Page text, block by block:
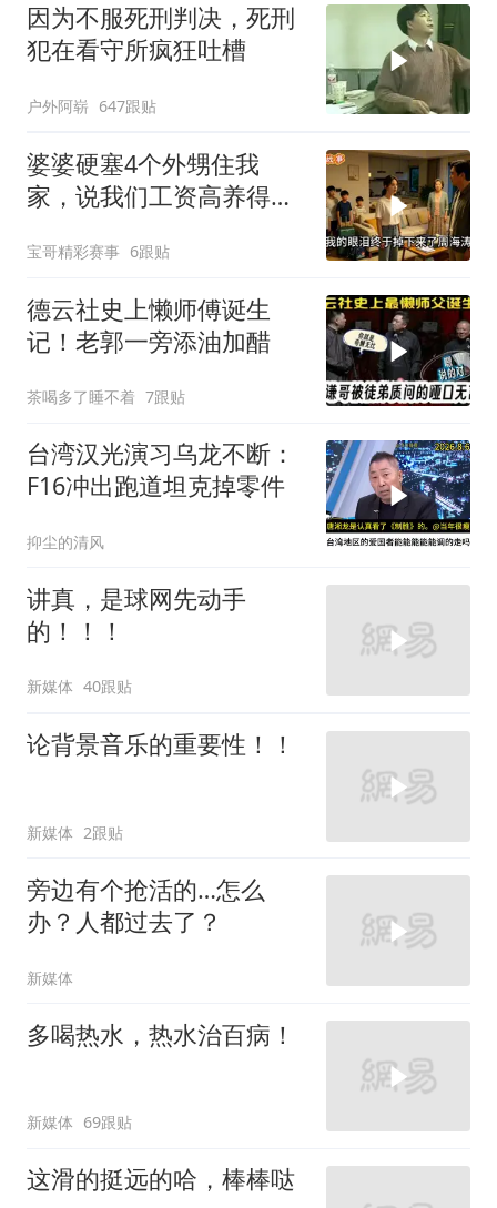
因为不服死刑判决，死刑
犯在看守所疯狂吐槽
户外阿崭 647跟贴
婆婆硬塞4个外甥住我
家，说我们工资高养得
宝哥精彩赛事 6跟贴
德云社史上懒师傅诞生
记！老郭一旁添油加醋
茶喝多了睡不着 7跟贴
台湾汉光演习乌龙不断：
F16冲出跑道坦克掉零件
抑尘的清风
讲真，是球网先动手
的！！！
新媒体 40跟贴
论背景音乐的重要性！！
新媒体 2跟贴
旁边有个抢活的…怎么
办？人都过去了？
新媒体
多喝热水，热水治百病！
新媒体 69跟贴
这滑的挺远的哈，棒棒哒